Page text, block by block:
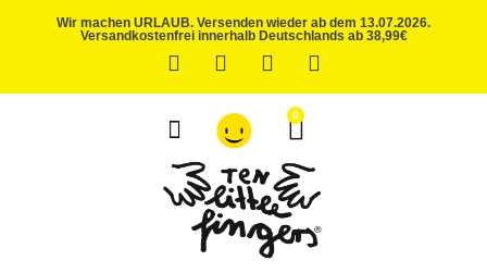
Wir machen URLAUB. Versenden wieder ab dem 13.07.2026.
Versandkostenfrei innerhalb Deutschlands ab 38,99€
0